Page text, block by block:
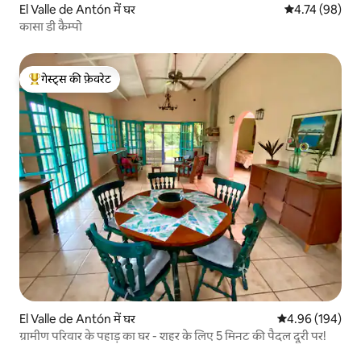
El Valle de Antón में घर औसत रेटिंग 5 में
4.74 (98)
कासा डी कैम्पो
गेस्ट्स का टॉप फ़ेवरेट
गेस्ट्स की फ़ेवरेट
El Valle de Antón में घर औसत रेटिंग 5 में से
4.96 (194)
ग्रामीण परिवार के पहाड़ का घर - शहर के लिए 5 मिनट की पैदल दूरी पर!